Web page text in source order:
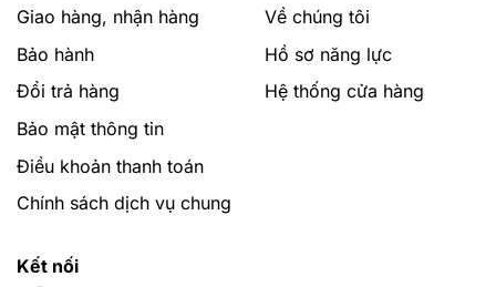
Giao hàng, nhận hàng
Bảo hành
Đổi trả hàng
Bảo mật thông tin
Điều khoản thanh toán
Chính sách dịch vụ chung
Về chúng tôi
Hồ sơ năng lực
Hệ thống cửa hàng
Kết nối